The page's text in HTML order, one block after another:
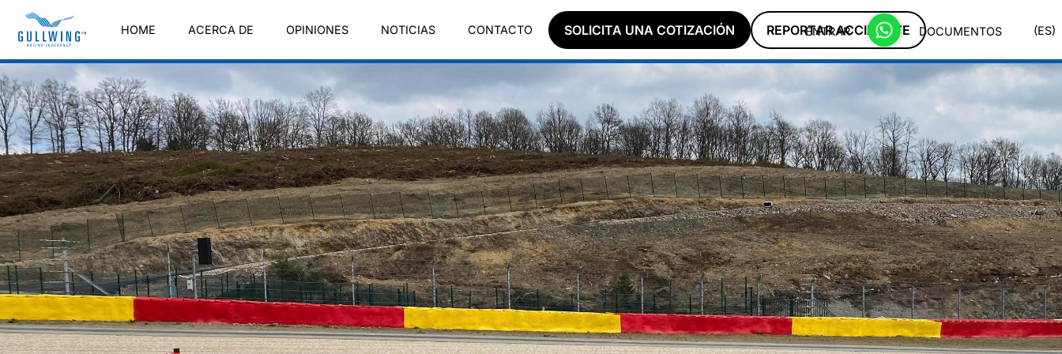
HOME ACERCA DE OPINIONES NOTICIAS CONTACTO SOLICITA UNA COTIZACIÓN REPORTAR ACCIDENTE
ENTRAR DOCUMENTOS (ES)